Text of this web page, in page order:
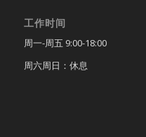
工作时间
周一-周五 9:00-18:00
周六周日：休息